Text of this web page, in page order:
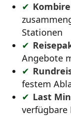
Stationen
Angebote
festem
Last
verfügbare